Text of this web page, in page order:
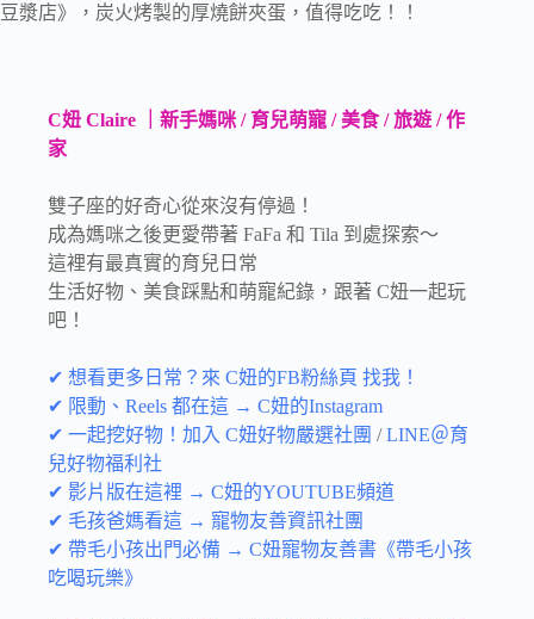
豆漿店》，炭火烤製的厚燒餅夾蛋，值得吃吃！！
C妞 Claire ｜新手媽咪 / 育兒萌寵 / 美食 / 旅遊 / 作
家
雙子座的好奇心從來沒有停過！
成為媽咪之後更愛帶著 FaFa 和 Tila 到處探索～
這裡有最真實的育兒日常
生活好物、美食踩點和萌寵紀錄，跟著 C妞一起玩
吧！
✔ 想看更多日常？來 C妞的FB粉絲頁 找我！
✔ 限動、Reels 都在這 → C妞的Instagram
✔ 一起挖好物！加入 C妞好物嚴選社團 /LINE＠育
兒好物福利社
✔ 影片版在這裡 → C妞的YOUTUBE頻道
✔ 毛孩爸媽看這 → 寵物友善資訊社團
✔ 帶毛小孩出門必備 → C妞寵物友善書《帶毛小孩
吃喝玩樂》